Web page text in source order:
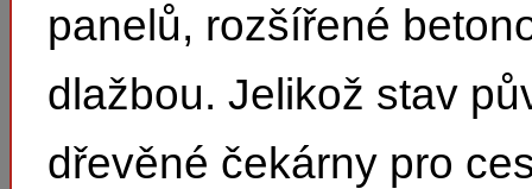
panelů, rozšířené
dlažbou. Jelikož stav
dřevěné čekárny pro